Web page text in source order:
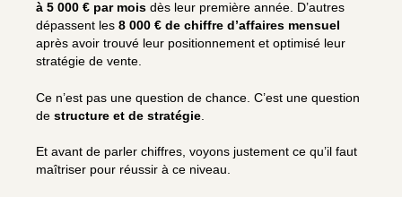
à 5 000 € par mois dès leur première année. D’autres
dépassent les 8 000 € de chiffre d’affaires mensuel
après avoir trouvé leur positionnement et optimisé leur
stratégie de vente.
Ce n’est pas une question de chance. C’est une question
de structure et de stratégie
Et avant de parler chiffres, voyons justement ce qu’il faut
maîtriser pour réussir à ce niveau.